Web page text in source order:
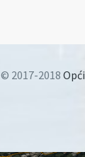
© 2017-2018